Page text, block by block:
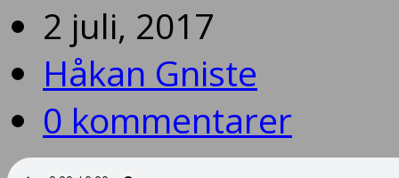
2 juli, 2017
Håkan Gniste
0 kommentarer